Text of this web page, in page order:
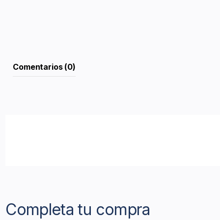
Comentarios (0)
Completa tu compra